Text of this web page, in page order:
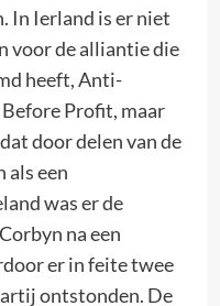
In Ierland is er niet
voor de alliantie die
heeft, Anti-
Profit, maar
door delen van de
als een
was er de
na een
er in feite twee
ontstonden. De